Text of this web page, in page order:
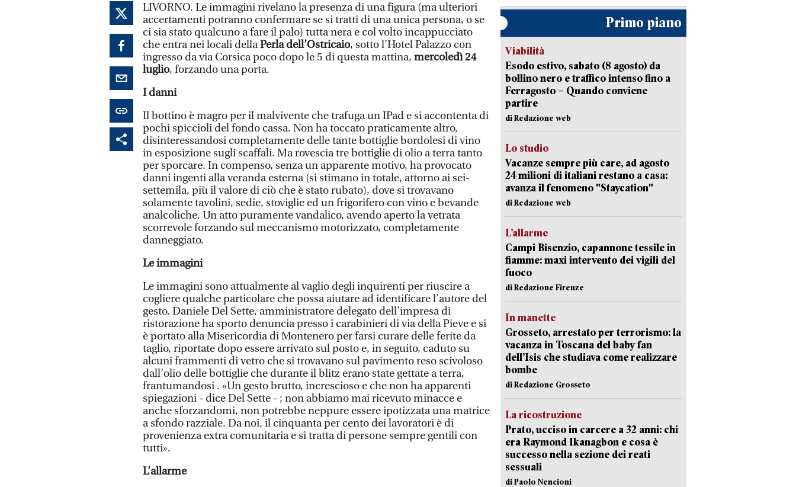
LIVORNO. Le immagini rivelano la presenza di una figura (ma ulteriori
accertamenti potranno confermare se si tratti di una unica persona, o se
ci sia stato qualcuno a fare il palo) tutta nera e col volto incappucciato
che entra nei locali dellaPerla dell’Ostricaio, sotto l’Hotel Palazzo con
ingresso da via Corsica poco dopo le 5 di questa mattina, mercoledì 24
luglio, forzando una porta.
I danni
Il bottino è magro per il malvivente che trafuga un IPad e si accontenta di
pochi spiccioli del fondo cassa. Non ha toccato praticamente altro,
disinteressandosi completamente delle tante bottiglie bordolesi di vino
in esposizione sugli scaffali. Ma rovescia tre bottiglie di olio a terra tanto
per sporcare. In compenso, senza un apparente motivo, ha provocato
danni ingenti alla veranda esterna (si stimano in totale, attorno ai sei-
settemila, più il valore di ciò che è stato rubato), dove si trovavano
solamente tavolini, sedie, stoviglie ed un frigorifero con vino e bevande
analcoliche. Un atto puramente vandalico, avendo aperto la vetrata
scorrevole forzando sul meccanismo motorizzato, completamente
danneggiato.
Le immagini
Le immagini sono attualmente al vaglio degli inquirenti per riuscire a
cogliere qualche particolare che possa aiutare ad identificare l’autore del
gesto. Daniele Del Sette, amministratore delegato dell’impresa di
ristorazione ha sporto denuncia presso i carabinieri di via della Pieve e si
è portato alla Misericordia di Montenero per farsi curare delle ferite da
taglio, riportate dopo essere arrivato sul posto e, in seguito, caduto su
alcuni frammenti di vetro che si trovavano sul pavimento reso scivoloso
dall’olio delle bottiglie che durante il blitz erano state gettate a terra,
frantumandosi . «Un gesto brutto, increscioso e che non ha apparenti
spiegazioni - dice Del Sette - ; non abbiamo mai ricevuto minacce e
anche sforzandomi, non potrebbe neppure essere ipotizzata una matrice
a sfondo razziale. Da noi, il cinquanta per cento dei lavoratori è di
provenienza extra comunitaria e si tratta di persone sempre gentili con
tutti».
L’allarme
Primo piano
Viabilità
Esodo estivo, sabato (8 agosto) da
bollino nero e traffico intenso fino a
Ferragosto – Quando conviene
partire
di Redazione web
Lo studio
Vacanze sempre più care, ad agosto
24 milioni di italiani restano a casa:
avanza il fenomeno "Staycation"
di Redazione web
L’allarme
Campi Bisenzio, capannone tessile in
fiamme: maxi intervento dei vigili del
fuoco
di Redazione Firenze
In manette
Grosseto, arrestato per terrorismo: la
vacanza in Toscana del baby fan
dell’Isis che studiava come realizzare
bombe
di Redazione Grosseto
La ricostruzione
Prato, ucciso in carcere a 32 anni: chi
era Raymond Ikanagbon e cosa è
successo nella sezione dei reati
sessuali
di Paolo Nencioni